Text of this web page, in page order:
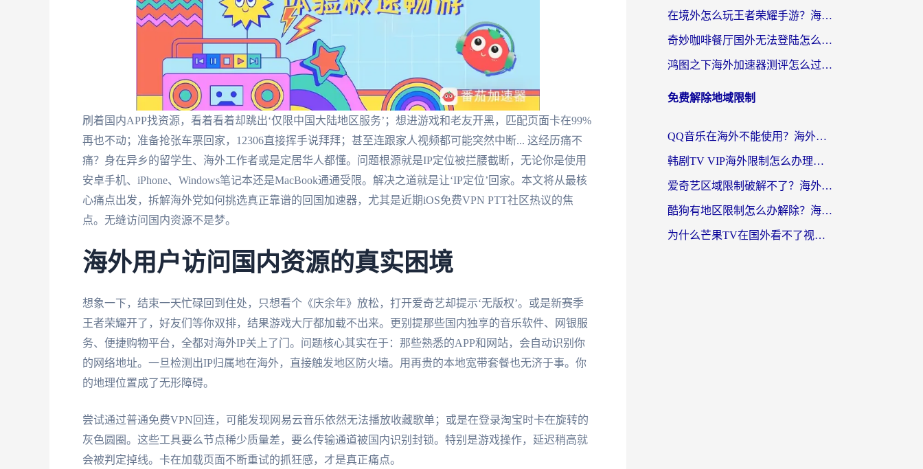
刷着国内APP找资源，看着看着却跳出‘仅限中国大陆地区服务’；想进游戏和老友开黑，匹配页面卡在99%
再也不动；准备抢张车票回家，12306直接挥手说拜拜；甚至连跟家人视频都可能突然中断... 这经历痛不
痛？身在异乡的留学生、海外工作者或是定居华人都懂。问题根源就是IP定位被拦腰截断，无论你是使用
安卓手机、iPhone、Windows笔记本还是MacBook通通受限。解决之道就是让‘IP定位’回家。本文将从最核
心痛点出发，拆解海外党如何挑选真正靠谱的回国加速器，尤其是近期iOS免费VPN PTT社区热议的焦
点。无缝访问国内资源不是梦。
海外用户访问国内资源的真实困境
想象一下，结束一天忙碌回到住处，只想看个《庆余年》放松，打开爱奇艺却提示‘无版权’。或是新赛季
王者荣耀开了，好友们等你双排，结果游戏大厅都加载不出来。更别提那些国内独享的音乐软件、网银服
务、便捷购物平台，全都对海外IP关上了门。问题核心其实在于：那些熟悉的APP和网站，会自动识别你
的网络地址。一旦检测出IP归属地在海外，直接触发地区防火墙。用再贵的本地宽带套餐也无济于事。你
的地理位置成了无形障碍。
尝试通过普通免费VPN回连，可能发现网易云音乐依然无法播放收藏歌单；或是在登录淘宝时卡在旋转的
灰色圆圈。这些工具要么节点稀少质量差，要么传输通道被国内识别封锁。特别是游戏操作，延迟稍高就
会被判定掉线。卡在加载页面不断重试的抓狂感，才是真正痛点。
在境外怎么玩王者荣耀手游？海外党不卡顿的终极加速器选择指南
奇妙咖啡餐厅国外无法登陆怎么办？海外党必看的国服游戏加速全攻略
鸿图之下海外加速器测评怎么过？老玩家亲测有效的选择指南
免费解除地域限制
QQ音乐在海外不能使用？海外党亲测有效的回国加速解决方案来了
韩剧TV VIP海外限制怎么办理？海外党追剧看国内内容的实用指南
爱奇艺区域限制破解不了？海外党亲测有效的回国加速方案来了
酷狗有地区限制怎么办解除？海外党看国内剧听音乐的实用加速器指南
为什么芒果TV在国外看不了视频了？海外党追剧的终极解决方案来了